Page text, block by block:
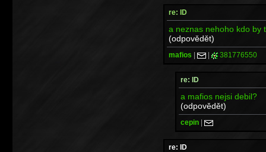
re: ID
a neznas nehoho kdo by
(odpovědět)
mafios | | 381776550
re: ID
a mafios nejsi debil?
(odpovědět)
cepin |
re: ID